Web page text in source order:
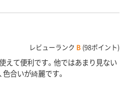
レビューランク B (98ポイント)
えて便利です。他ではあまり見ない
合いが綺麗です。